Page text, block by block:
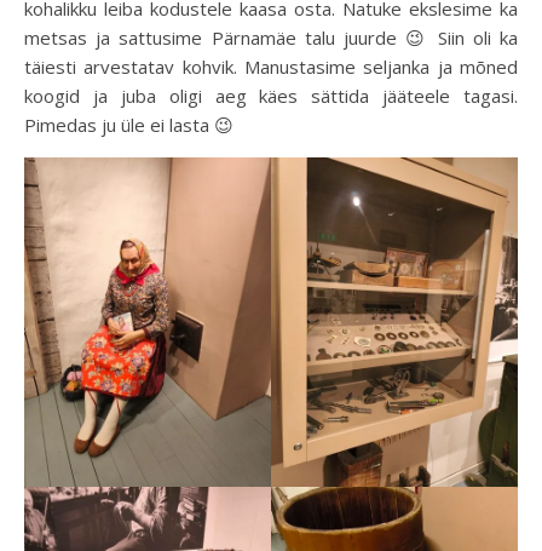
kohalikku leiba kodustele kaasa osta. Natuke ekslesime ka
metsas ja sattusime Pärnamäe talu juurde 😉 Siin oli ka
täiesti arvestatav kohvik. Manustasime seljanka ja mõned
koogid ja juba oligi aeg käes sättida jääteele tagasi.
Pimedas ju üle ei lasta 😉